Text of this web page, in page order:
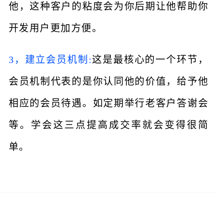
他，这种客户的粘度会为你后期让他帮助你
开发用户更加方便。
3，建立会员机制:这是最核心的一个环节，
会员机制代表的是你认同他的价值，给予他
相应的会员待遇。如定期举行老客户答谢会
等。学会这三点提高成交率就会变得很简
单。